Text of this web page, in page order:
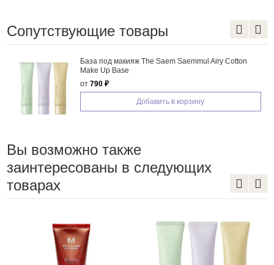
Сопутствующие товары
База под макияж The Saem Saemmul Airy Cotton
Make Up Base
от 790 ₽
Добавить в корзину
Вы возможно также
заинтересованы в следующих
товарах